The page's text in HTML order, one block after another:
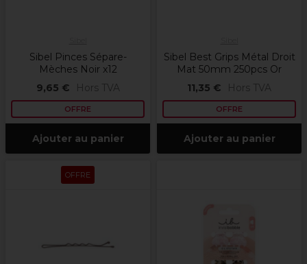
Sibel Pinces Sépare-
Mèches Noir x12
9,65 €
Hors TVA
OFFRE
Ajouter au panier
Sibel Best Grips Métal Droit
Mat 50mm 250pcs Or
11,35 €
Hors TVA
OFFRE
Ajouter au panier
OFFRE